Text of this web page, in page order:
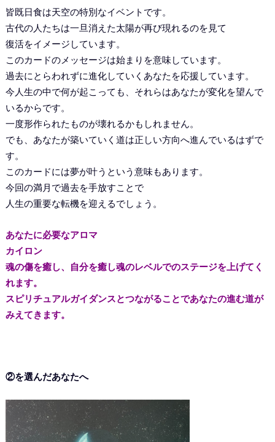
皆既日食は天空の特別なイベントです。
古代の人たちは一旦消えた太陽が再び現れるのを見て
復活をイメージしています。
このカードのメッセージは始まりを意味しています。
過去にとらわれずに進化していくあなたを応援しています。
今人生の中で何が起こっても、それらはあなたが変化を望んで
いるからです。
一度形作られたものが壊れるかもしれません。
でも、あなたが築いていく道は正しい方向へ進んでいるはずで
す。
このカードには夢が叶うという意味もあります。
今回の満月で過去を手放すことで
人生の重要な転機を迎えるでしょう。
あなたに必要なアロマ
カイロン
魂の傷を癒し、自分を癒し魂のレベルでのステージを上げてく
れます。
スピリチュアルガイダンスとつながることであなたの進む道が
みえてきます。
②を選んだあなたへ